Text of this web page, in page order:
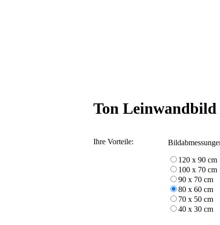
Ton Leinwandbild
Ihre Vorteile:
120 x 90 cm
100 x 70 cm
90 x 70 cm
80 x 60 cm
70 x 50 cm
40 x 30 cm